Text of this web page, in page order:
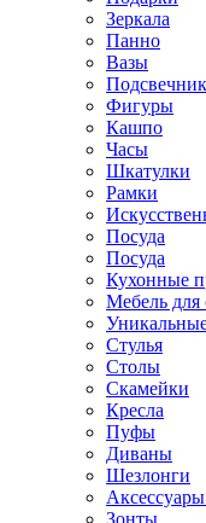
Зеркала
Панно
Вазы
Фигуры
Кашпо
Часы
Шкатулки
Рамки
Посуда
Посуда
Кухонные
Мебель для
Стулья
Столы
Скамейки
Кресла
Пуфы
Диваны
Шезлонги
Аксессуары
Зонты